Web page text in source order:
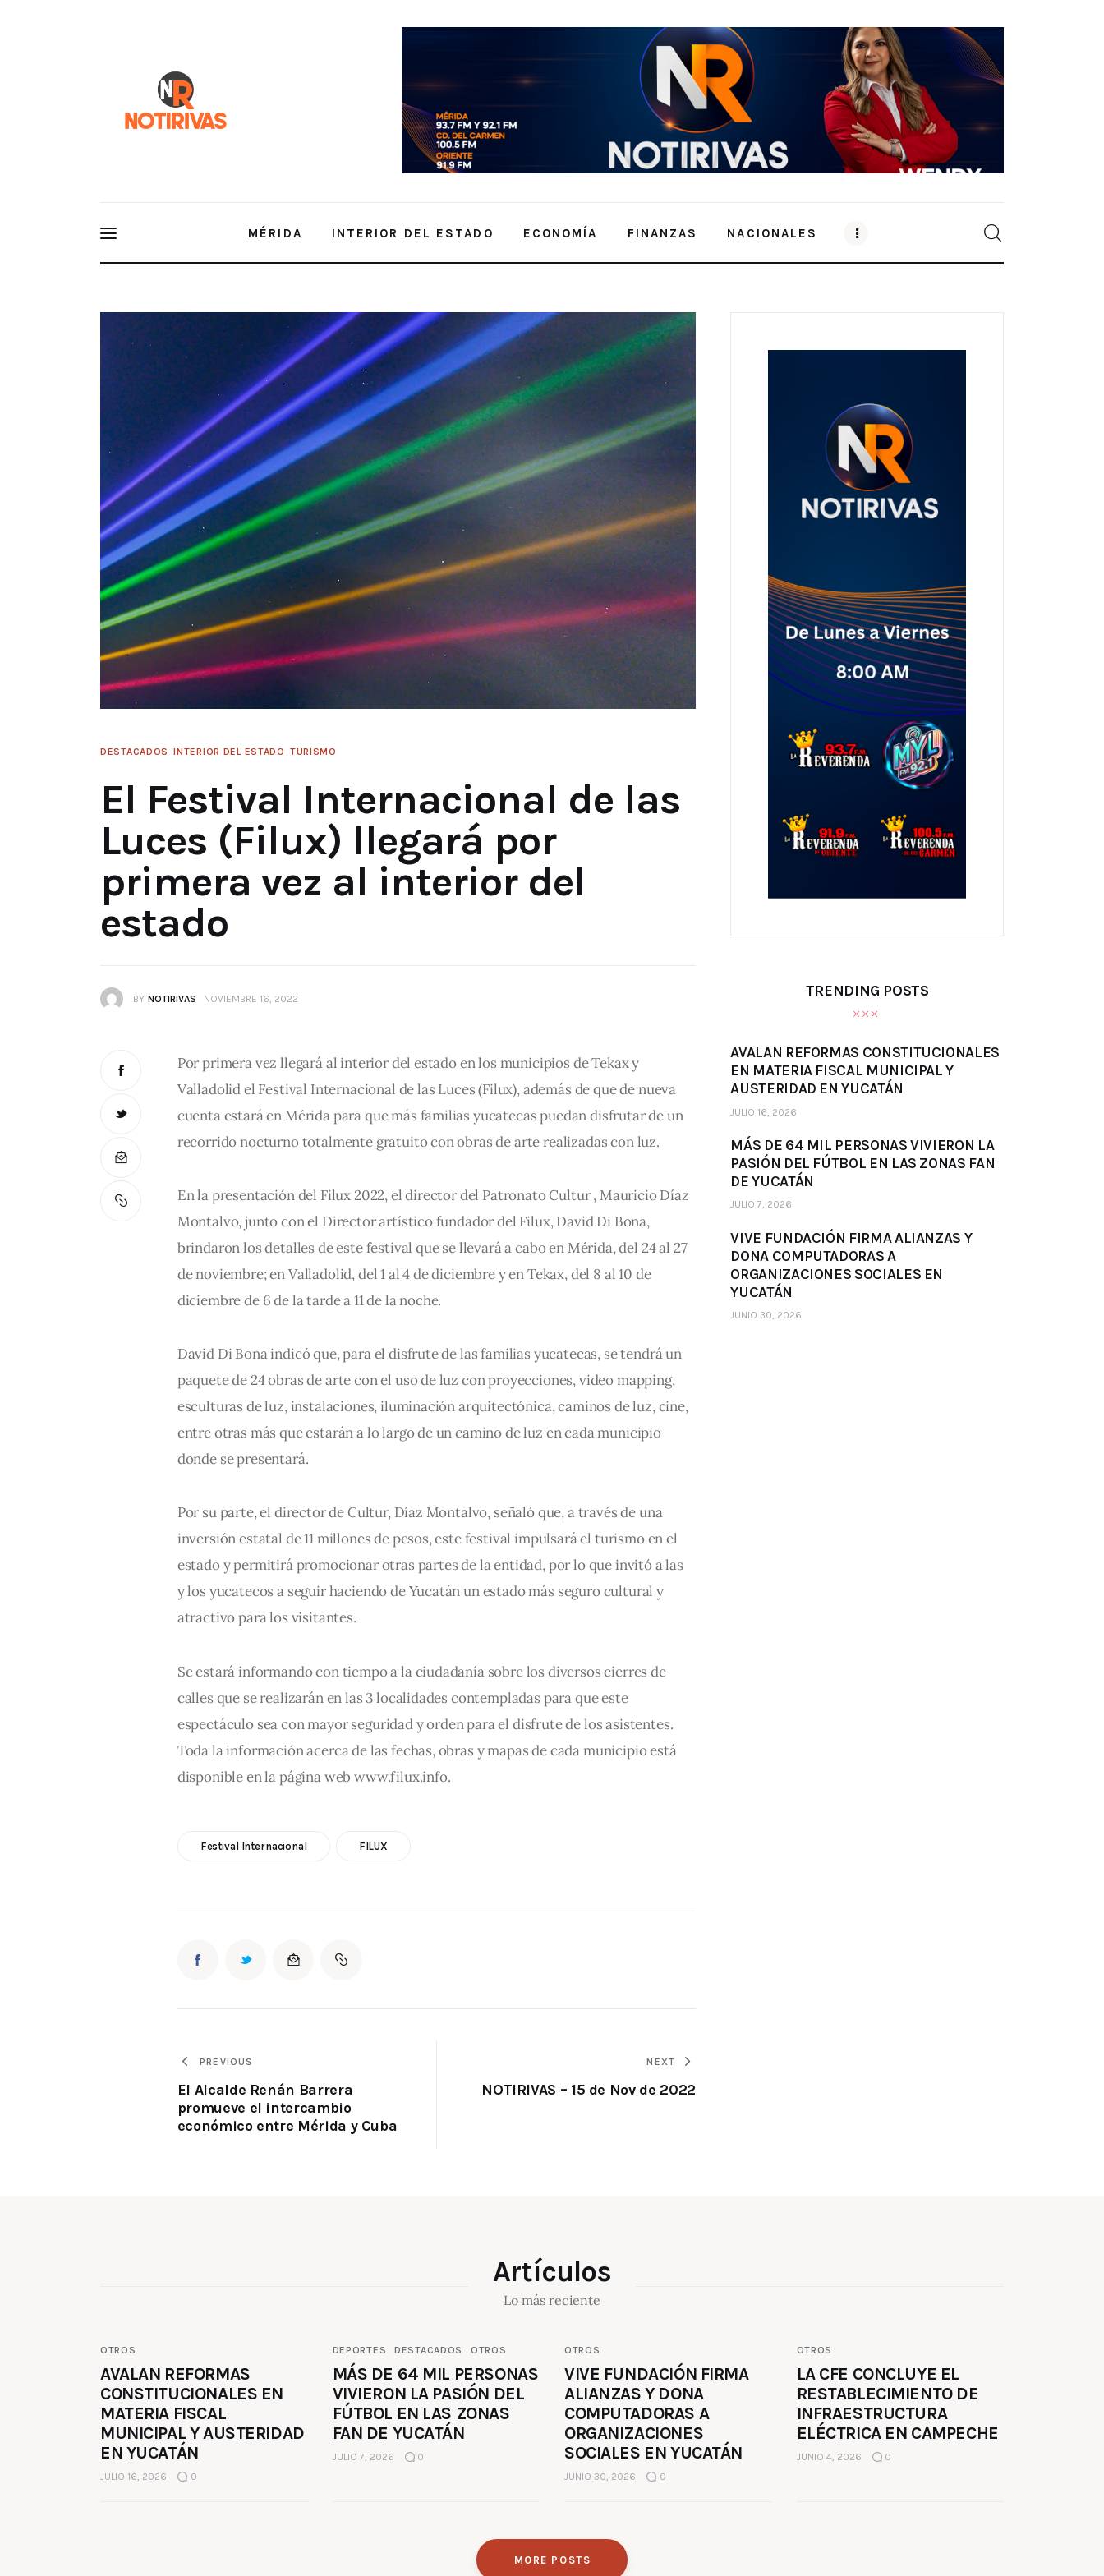
MÉRIDA INTERIOR DEL ESTADO ECONOMÍA FINANZAS NACIONALES
El Festival Internacional de las Luces (Filux) llegará por primera vez al interior del estado
DESTACADOS INTERIOR DEL ESTADO TURISMO
El Festival Internacional de las
Luces (Filux) llegará por
primera vez al interior del
estado
BY NOTIRIVAS NOVIEMBRE 16, 2022
Por primera vez llegará al interior del estado en los municipios de Tekax y
Valladolid el Festival Internacional de las Luces (Filux), además de que de nueva
cuenta estará en Mérida para que más familias yucatecas puedan disfrutar de un
recorrido nocturno totalmente gratuito con obras de arte realizadas con luz.
En la presentación del Filux 2022, el director del Patronato Cultur , Mauricio Díaz
Montalvo, junto con el Director artístico fundador del Filux, David Di Bona,
brindaron los detalles de este festival que se llevará a cabo en Mérida, del 24 al 27
de noviembre; en Valladolid, del 1 al 4 de diciembre y en Tekax, del 8 al 10 de
diciembre de 6 de la tarde a 11 de la noche.
David Di Bona indicó que, para el disfrute de las familias yucatecas, se tendrá un
paquete de 24 obras de arte con el uso de luz con proyecciones, video mapping,
esculturas de luz, instalaciones, iluminación arquitectónica, caminos de luz, cine,
entre otras más que estarán a lo largo de un camino de luz en cada municipio
donde se presentará.
Por su parte, el director de Cultur, Díaz Montalvo, señaló que, a través de una
inversión estatal de 11 millones de pesos, este festival impulsará el turismo en el
estado y permitirá promocionar otras partes de la entidad, por lo que invitó a las
y los yucatecos a seguir haciendo de Yucatán un estado más seguro cultural y
atractivo para los visitantes.
Se estará informando con tiempo a la ciudadanía sobre los diversos cierres de
calles que se realizarán en las 3 localidades contempladas para que este
espectáculo sea con mayor seguridad y orden para el disfrute de los asistentes.
Toda la información acerca de las fechas, obras y mapas de cada municipio está
disponible en la página web www.filux.info.
Festival Internacional FILUX
PREVIOUS
El Alcalde Renán Barrera
promueve el intercambio
económico entre Mérida y Cuba
NEXT
NOTIRIVAS – 15 de Nov de 2022
TRENDING POSTS
AVALAN REFORMAS CONSTITUCIONALES
EN MATERIA FISCAL MUNICIPAL Y
AUSTERIDAD EN YUCATÁN
JULIO 16, 2026
MÁS DE 64 MIL PERSONAS VIVIERON LA
PASIÓN DEL FÚTBOL EN LAS ZONAS FAN
DE YUCATÁN
JULIO 7, 2026
VIVE FUNDACIÓN FIRMA ALIANZAS Y
DONA COMPUTADORAS A
ORGANIZACIONES SOCIALES EN
YUCATÁN
JUNIO 30, 2026
Artículos
Lo más reciente
OTROS
AVALAN REFORMAS
CONSTITUCIONALES EN
MATERIA FISCAL
MUNICIPAL Y AUSTERIDAD
EN YUCATÁN
JULIO 16, 2026 0
DEPORTES DESTACADOS OTROS
MÁS DE 64 MIL PERSONAS
VIVIERON LA PASIÓN DEL
FÚTBOL EN LAS ZONAS
FAN DE YUCATÁN
JULIO 7, 2026 0
OTROS
VIVE FUNDACIÓN FIRMA
ALIANZAS Y DONA
COMPUTADORAS A
ORGANIZACIONES
SOCIALES EN YUCATÁN
JUNIO 30, 2026 0
OTROS
LA CFE CONCLUYE EL
RESTABLECIMIENTO DE
INFRAESTRUCTURA
ELÉCTRICA EN CAMPECHE
JUNIO 4, 2026 0
MORE POSTS